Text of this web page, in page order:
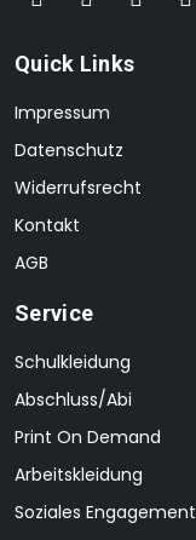
Quick Links
Impressum
Datenschutz
Widerrufsrecht
Kontakt
AGB
Service
Schulkleidung
Abschluss/Abi
Print On Demand
Arbeitskleidung
Soziales Engagement